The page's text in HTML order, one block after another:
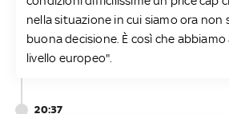
nella situazione in cui siamo ora non
buona decisione. È così che
livello europeo".
20:37